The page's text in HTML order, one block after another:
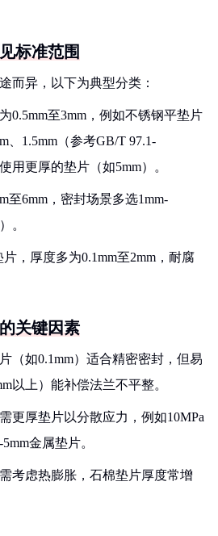
标准范围
而异，以下为典型分类：
0.5mm至3mm，例如不锈钢平垫片
、1.5mm（参考GB/T 97.1-
用更厚的垫片（如5mm）。
至6mm，密封场景多选1mm-
。
，厚度多为0.1mm至2mm，耐腐
关键因素
（如0.1mm）适合精密密封，但易
以上）能补偿法兰不平整。
更厚垫片以分散应力，例如10MPa
金属垫片。
考虑热膨胀，石棉垫片厚度常增